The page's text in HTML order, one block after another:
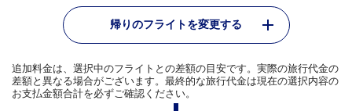
帰りのフライトを変更する
追加料金は、選択中のフライトとの差額の目安です。実際の旅行代金の
差額と異なる場合がございます。最終的な旅行代金は現在の選択内容の
お支払金額合計を必ずご確認ください。